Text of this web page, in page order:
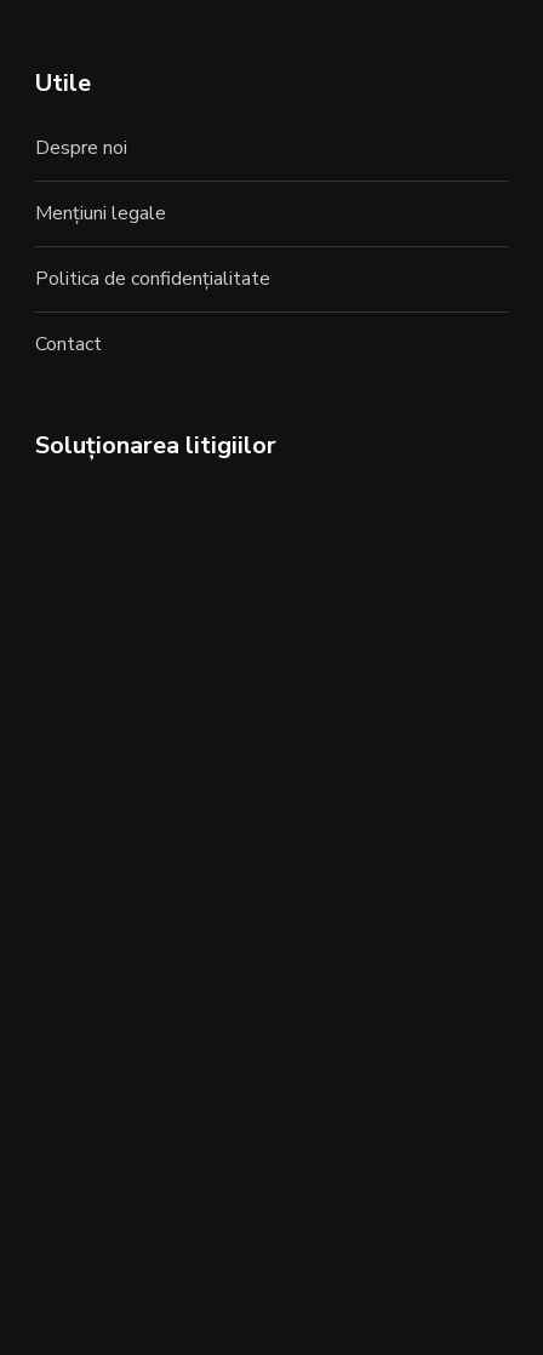
Utile
Despre noi
Mențiuni legale
Politica de confidențialitate
Contact
Soluționarea litigiilor